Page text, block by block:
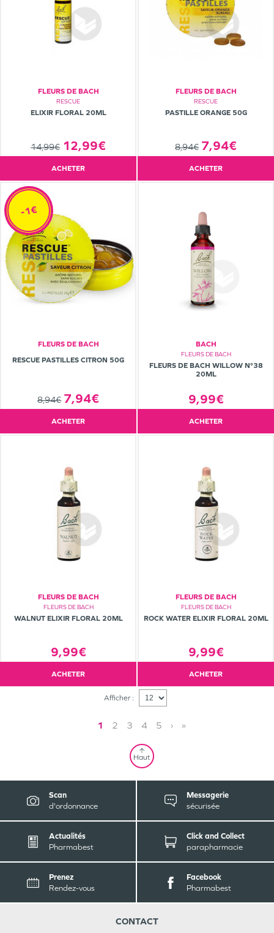
FLEURS DE BACH
RESCUE
ELIXIR FLORAL 20ML
14,99€ 12,99€
ACHETER
FLEURS DE BACH
RESCUE
PASTILLE ORANGE 50G
8,94€ 7,94€
ACHETER
FLEURS DE BACH
RESCUE PASTILLES CITRON 50G
8,94€ 7,94€
-1€
ACHETER
BACH
FLEURS DE BACH
FLEURS DE BACH WILLOW N°38
20ML
9,99€
ACHETER
FLEURS DE BACH
FLEURS DE BACH
WALNUT ELIXIR FLORAL 20ML
9,99€
ACHETER
FLEURS DE BACH
FLEURS DE BACH
ROCK WATER ELIXIR FLORAL 20ML
9,99€
ACHETER
Afficher :
1 2 3 4 5 › »
Haut
Scan
d'ordonnance
Messagerie
sécurisée
Actualités
Pharmabest
Click and Collect
parapharmacie
Prenez
Rendez-vous
Facebook
Pharmabest
CONTACT